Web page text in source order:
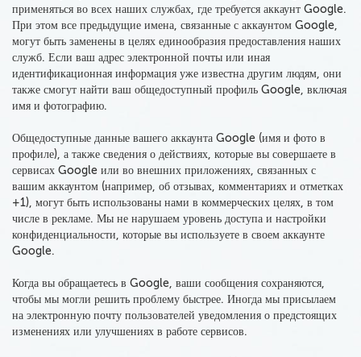
применяться во всех наших службах, где требуется аккаунт Google.
При этом все предыдущие имена, связанные с аккаунтом Google,
могут быть заменены в целях единообразия предоставления наших
служб. Если ваш адрес электронной почты или иная
идентификационная информация уже известна другим людям, они
также смогут найти ваш общедоступный профиль Google, включая
имя и фотографию.
Общедоступные данные вашего аккаунта Google (имя и фото в
профиле), а также сведения о действиях, которые вы совершаете в
сервисах Google или во внешних приложениях, связанных с
вашим аккаунтом (например, об отзывах, комментариях и отметках
+1), могут быть использованы нами в коммерческих целях, в том
числе в рекламе. Мы не нарушаем уровень доступа и настройки
конфиденциальности, которые вы используете в своем аккаунте
Google.
Когда вы обращаетесь в Google, ваши сообщения сохраняются,
чтобы мы могли решить проблему быстрее. Иногда мы присылаем
на электронную почту пользователей уведомления о предстоящих
изменениях или улучшениях в работе сервисов.